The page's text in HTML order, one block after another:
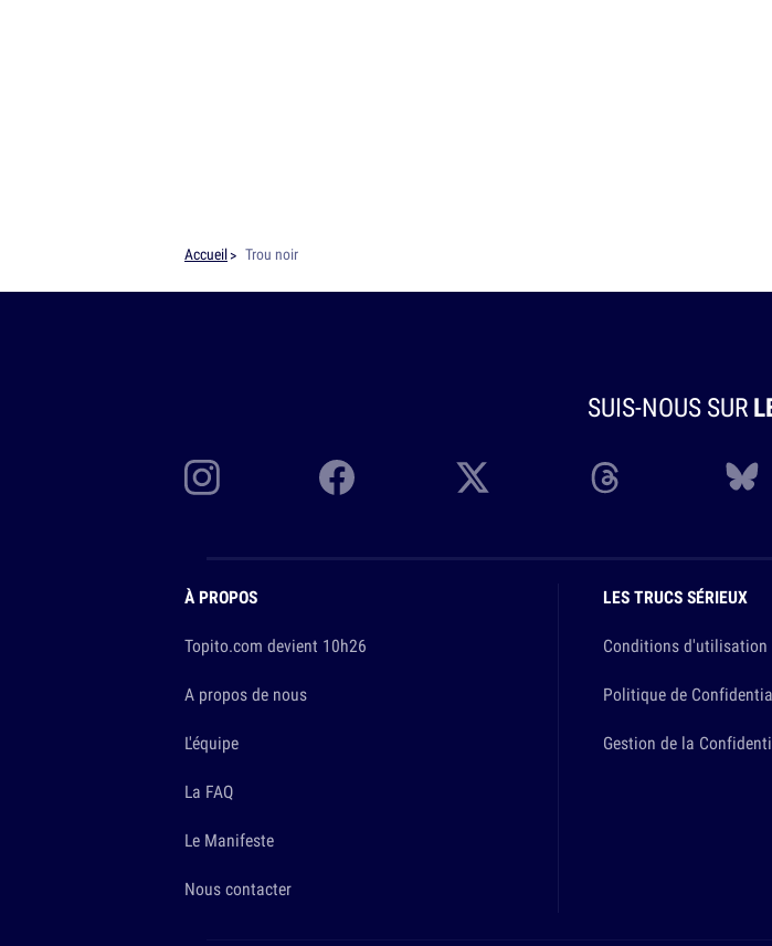
Accueil Trou noir
SUIS-NOUS SUR
À PROPOS
Topito.com devient 10h26
A propos de nous
L'équipe
La FAQ
Le Manifeste
Nous contacter
LES TRUCS SÉRIEUX
Conditions d'utilisation
Politique de
Gestion de la